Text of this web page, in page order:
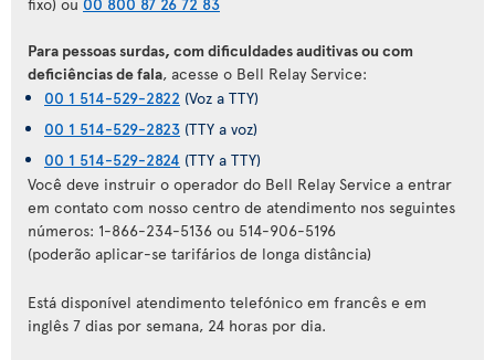
Para pessoas surdas, com dificuldades auditivas ou com
deficiências de fala, acesse o Bell Relay Service:
00 1 514-529-2822 (Voz a TTY)
00 1 514-529-2823 (TTY a voz)
00 1 514-529-2824 (TTY a TTY)
Você deve instruir o operador do Bell Relay Service a entrar
em contato com nosso centro de atendimento nos seguintes
números: 1-866-234-5136 ou 514-906-5196
(poderão aplicar-se tarifários de longa distância)
Está disponível atendimento telefónico em francês e em
inglês 7 dias por semana, 24 horas por dia.